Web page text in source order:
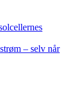
– selv når